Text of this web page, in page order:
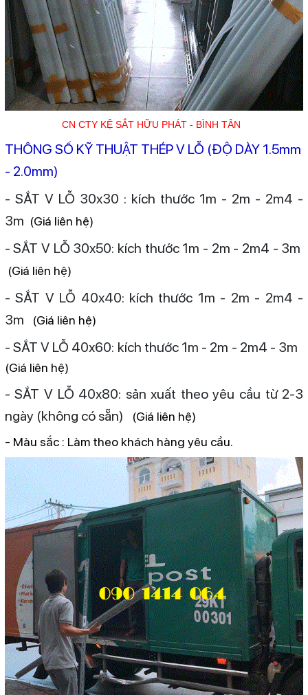
CN CTY KỆ SẮT HỮU PHÁT - BÌNH TÂN
THÔNG SỐ KỸ THUẬT THÉP V LỖ (ĐỘ DÀY 1.5mm
- 2.0mm)
- SẮT V LỖ 30x30 : kích thước 1m - 2m - 2m4 -
3m (Giá liên hệ)
- SẮT V LỖ 30x50: kích thước 1m - 2m - 2m4 - 3m
(Giá liên hệ)
- SẮT V LỖ 40x40: kích thước 1m - 2m - 2m4 -
3m
(Giá liên hệ)
- SẮT V LỖ 40x60: kích thước 1m - 2m - 2m4 - 3m
(Giá liên hệ)
- SẮT V LỖ 40x80: sản xuất theo yêu cầu từ 2-3
ngày (không có sẵn)
(Giá liên hệ)
- Màu sắc : Làm theo khách hàng yêu cầu.